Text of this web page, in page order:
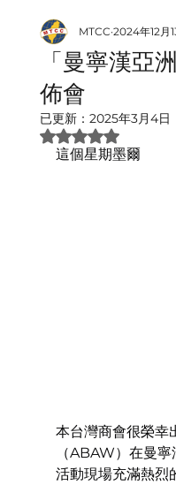
「曼寧漢亞
佈會
MTCC 2024年12月
已更新： 2025年3月4日
評等為 NaN（最
這個星期墨爾
本台灣商會很榮幸
（ABAW）在曼
活動現場充滿熱烈